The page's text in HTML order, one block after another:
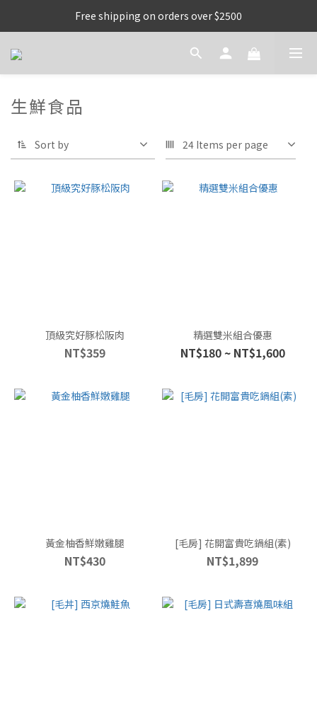
Free shipping on orders over $2500
生鮮食品
Sort by 24 Items per page
頂級究好豚松阪肉
NT$359
精選雙米組合優惠
NT$180 ~ NT$1,600
黃金柚香鮮嫩雞腿
NT$430
[毛房] 花開富貴吃鍋組(素)
NT$1,899